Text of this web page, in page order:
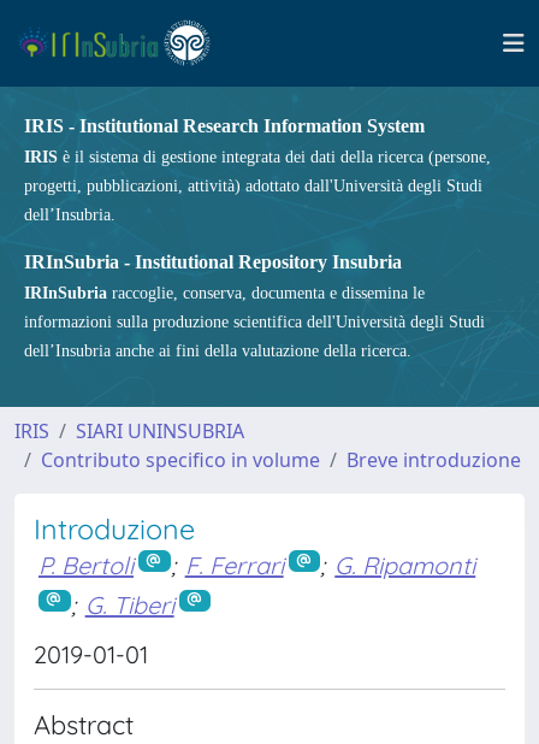
IRIS - Institutional Research Information System
IRIS è il sistema di gestione integrata dei dati della ricerca (persone,
progetti, pubblicazioni, attività) adottato dall'Università degli Studi
dell’Insubria.
IRInSubria - Institutional Repository Insubria
IRInSubria raccoglie, conserva, documenta e dissemina le
informazioni sulla produzione scientifica dell'Università degli Studi
dell’Insubria anche ai fini della valutazione della ricerca.
IRIS
SIARI UNINSUBRIA
Contributo specifico in volume
Breve introduzione
Introduzione
P. Bertoli ; F. Ferrari ; G. Ripamonti
; G. Tiberi
2019-01-01
Abstract